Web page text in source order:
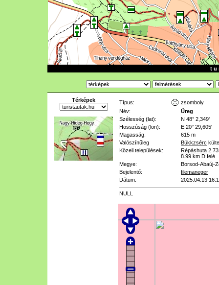
t u
Térképek Típus:
zsomboly
Név:
Üreg
Szélesség (lat):
N 48° 2,349'
Hosszúság (lon):
E 20° 29,605'
Magasság:
615 m
Valószínűleg
Bükkzsérc
Közeli települések:
Répáshuta
8.99 km D felé
Megye:
Borsod-Abaúj-
Bejelentő:
filemaneger
Dátum:
2025.04.13
NULL